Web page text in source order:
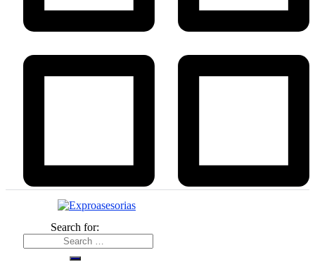
Search for: